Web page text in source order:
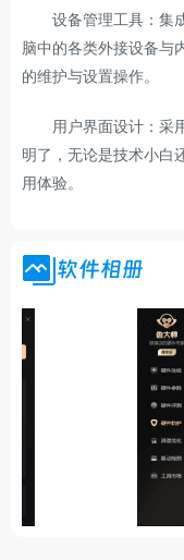
设备管理工具：集成
脑中的各类外接设备与
的维护与设置操作。
用户界面设计：采用
明了，无论是技术小白
用体验。
软件相册